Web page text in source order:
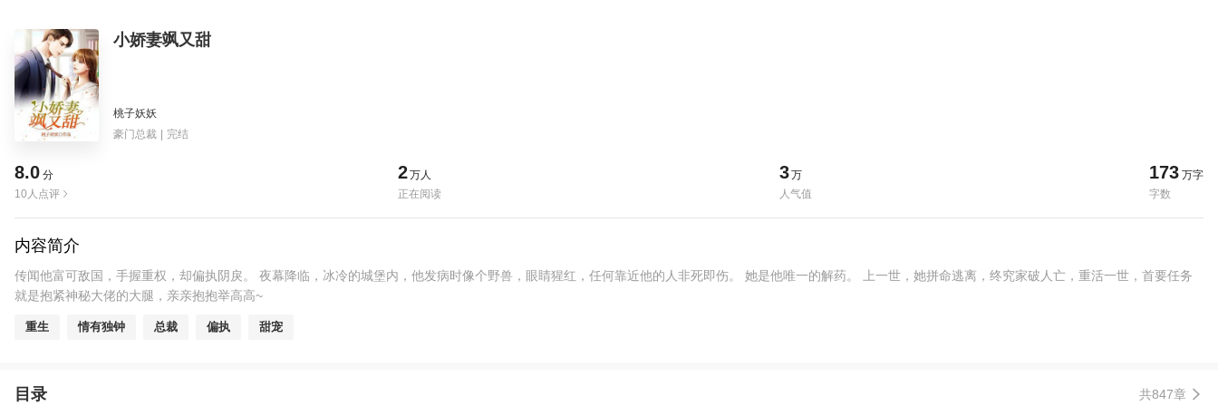
小娇妻飒又甜
桃子妖妖
豪门总裁 | 完结
8.0 分
10人点评
2万人
正在阅读
3万
人气值
173 万字
字数
内容简介
传闻他富可敌国，手握重权，却偏执阴戾。 夜幕降临，冰冷的城堡内，他发病时像个野兽，眼睛猩红，任何靠近他的人非死即伤。 她是他唯一的解药。 上一世，她拼命逃离，终究家破人亡，重活一世，首要任务
就是抱紧神秘大佬的大腿，亲亲抱抱举高高~
重生 情有独钟 总裁 偏执 甜宠
目录 共847章